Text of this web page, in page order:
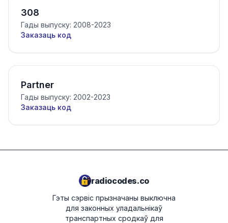
308
Гады выпуску: 2008-2023
Заказаць код
Partner
Гады выпуску: 2002-2023
Заказаць код
radiocodes.co
Гэты сэрвіс прызначаны выключна
для законных уладальнікаў
транспартных сродкаў для